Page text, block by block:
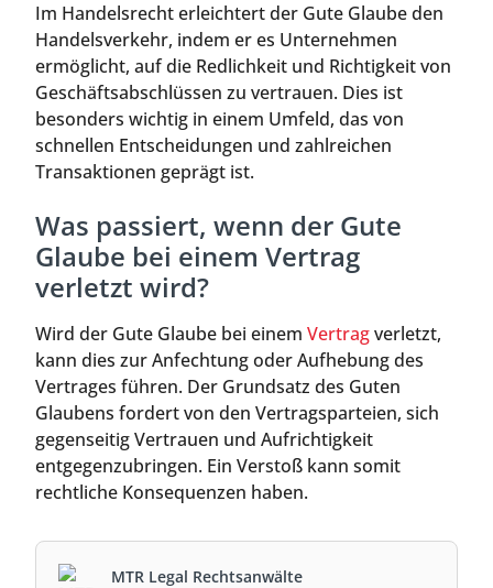
Im Handelsrecht erleichtert der Gute Glaube den
Handelsverkehr, indem er es Unternehmen
ermöglicht, auf die Redlichkeit und Richtigkeit von
Geschäftsabschlüssen zu vertrauen. Dies ist
besonders wichtig in einem Umfeld, das von
schnellen Entscheidungen und zahlreichen
Transaktionen geprägt ist.
Was passiert, wenn der Gute
Glaube bei einem Vertrag
verletzt wird?
Wird der Gute Glaube bei einem Vertragverletzt,
kann dies zur Anfechtung oder Aufhebung des
Vertrages führen. Der Grundsatz des Guten
Glaubens fordert von den Vertragsparteien, sich
gegenseitig Vertrauen und Aufrichtigkeit
entgegenzubringen. Ein Verstoß kann somit
rechtliche Konsequenzen haben.
MTR Legal Rechtsanwälte